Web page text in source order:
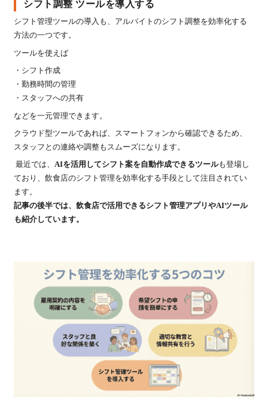
シフト調整 ツールを導入する
シフト管理ツールの導入も、アルバイトのシフト調整を効率化する
方法の一つです。
ツールを使えば
・シフト作成
・勤務時間の管理
・スタッフへの共有
などを一元管理できます。
クラウド型ツールであれば、スマートフォンから確認できるため、
スタッフとの連絡や調整もスムーズになります。
最近では、AIを活用してシフト案を自動作成できるツールも登場し
ており、飲食店のシフト管理を効率化する手段として注目されてい
ます。
記事の後半では、飲食店で活用できるシフト管理アプリやAIツール
も紹介しています。